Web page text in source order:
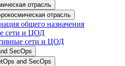
отрасль
отрасль
общего назначения
сети и ЦОД
сети и ЦОД
SecOps
and SecOps